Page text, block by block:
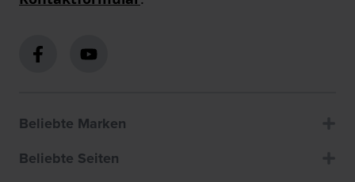
Beliebte Marken
Beliebte Seiten